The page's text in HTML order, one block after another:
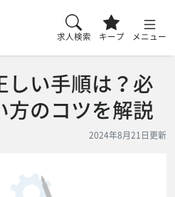
求人検索 キープ メニュー
しい手順は？必
方のコツを解説
2024年8月21日更新